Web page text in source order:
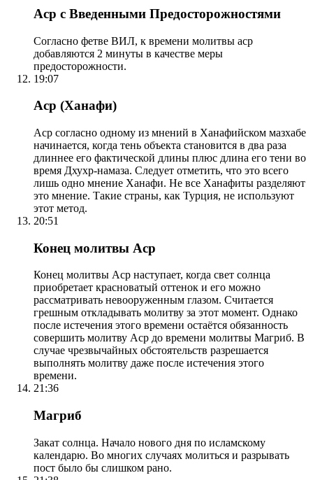
Аср с Введенными Предосторожностями
Согласно фетве ВИЛ, к времени молитвы аср
добавляются 2 минуты в качестве меры
предосторожности.
19:07
Аср (Ханафи)
Аср согласно одному из мнений в Ханафийском мазхабе
начинается, когда тень объекта становится в два раза
длиннее его фактической длины плюс длина его тени во
время Дхухр-намаза. Следует отметить, что это всего
лишь одно мнение Ханафи. Не все Ханафиты разделяют
это мнение. Такие страны, как Турция, не используют
этот метод.
20:51
Конец молитвы Аср
Конец молитвы Аср наступает, когда свет солнца
приобретает красноватый оттенок и его можно
рассматривать невооруженным глазом. Считается
грешным откладывать молитву за этот момент. Однако
после истечения этого времени остаётся обязанность
совершить молитву Аср до времени молитвы Магриб. В
случае чрезвычайных обстоятельств разрешается
выполнять молитву даже после истечения этого
времени.
21:36
Магриб
Закат солнца. Начало нового дня по исламскому
календарю. Во многих случаях молиться и разрывать
пост было бы слишком рано.